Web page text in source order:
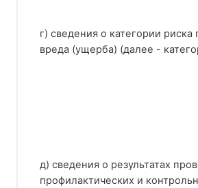
г) сведения о категории риска
вреда (ущерба) (далее -
д) сведения о результатах
профилактических и